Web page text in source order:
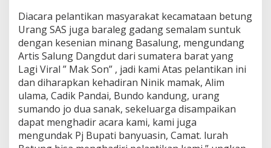
n
a
n
C
a
b
a
g
S
u
l
i
Diacara pelantikan masyarakat kecamataan betung
Urang SAS juga baraleg gadang semalam suntuk
dengan kesenian minang Basalung, mengundang
Artis Salung Dangdut dari sumatera barat yang
Lagi Viral ” Mak Son” , jadi kami Atas pelantikan ini
dan diharapkan kehadiran Ninik mamak, Alim
ulama, Cadik Pandai, Bundo kandung, urang
sumando jo dua sanak, sekeluarga disampaikan
dapat menghadir acara kami, kami juga
mengundak Pj Bupati banyuasin, Camat. lurah